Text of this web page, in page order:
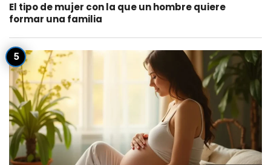
El tipo de mujer con la que un hombre quiere
formar una familia